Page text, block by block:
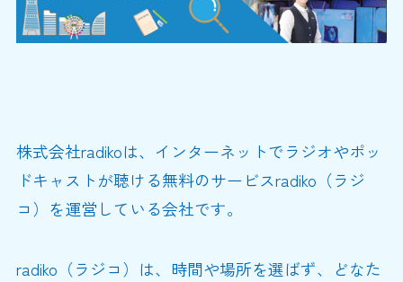
株式会社radikoは、インターネットでラジオやポッ
ドキャストが聴ける無料のサービスradiko（ラジ
コ）を運営している会社です。
radiko（ラジコ）は、時間や場所を選ばず、どなた